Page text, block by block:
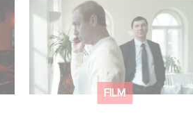
FILM
Between power, secrets,
and manipulation, discover
who is really pulling the
strings.